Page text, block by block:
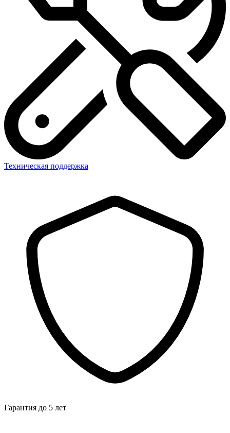
Техническая поддержка
Гарантия до 5 лет